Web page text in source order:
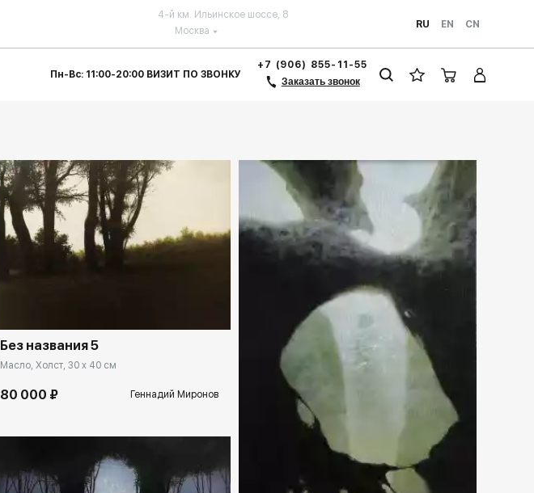
Москва
4-й км. Ильинское шоссе, 8
RU
EN CN
Пн-Вс: 11:00-20:00 ВИЗИТ ПО ЗВОНКУ
+7 (906) 855-11-55
Заказать звонок
Домен:
Без названия 5
Масло, Холст, 30 x 40 см
80 000 ₽ Геннадий Миронов
rakovgallery.ru